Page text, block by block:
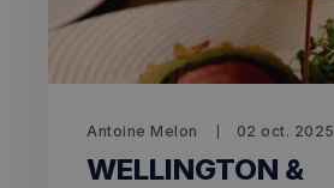
Antoine Melon 02 oct. 2025
WELLINGTON &